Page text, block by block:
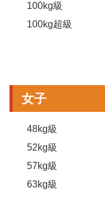
100kg級
100kg超級
女子
48kg級
52kg級
57kg級
63kg級